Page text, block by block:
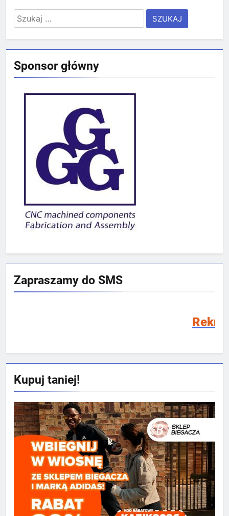
Szukaj:
Sponsor główny
Zapraszamy do SMS
Rekrutacja SMS
Kupuj taniej!